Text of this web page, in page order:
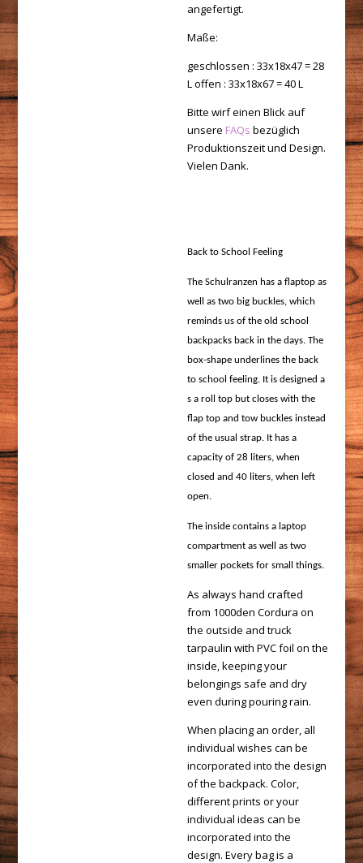
angefertigt.
Maße:
geschlossen : 33x18x47 = 28
L offen : 33x18x67 = 40 L
Bitte wirf einen Blick auf
unsere FAQs bezüglich
Produktionszeit und Design.
Vielen Dank.
Back to School Feeling
The Schulranzen has a flaptop as
well as two big buckles, which
reminds us of the old school
backpacks back in the days. The
box-shape underlines the back
to school feeling. It is designed a
s a roll top but closes with the
flap top and tow buckles instead
of the usual strap. It has a
capacity of 28 liters, when
closed and 40 liters, when left
open.
The inside contains a laptop
compartment as well as two
smaller pockets for small things.
As always hand crafted
from 1000den Cordura on
the outside and truck
tarpaulin with PVC foil on the
inside, keeping your
belongings safe and dry
even during pouring rain.
When placing an order, all
individual wishes can be
incorporated into the design
of the backpack. Color,
different prints or your
individual ideas can be
incorporated into the
design. Every bag is a